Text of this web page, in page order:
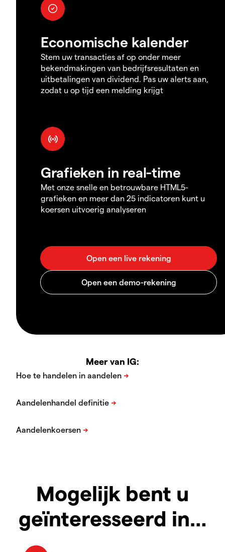
Economische kalender
Stem uw transacties af op onder meer
bekendmakingen van bedrijfsresultaten en
uitbetalingen van dividend. Pas uw alerts aan,
zodat u op tijd een melding krijgt
Grafieken in real-time
Met onze snelle en betrouwbare HTML5-
grafieken en meer dan 25 indicatoren kunt u
koersen uitvoerig analyseren
Meer van IG:
Mogelijk bent u
geïnteresseerd in…